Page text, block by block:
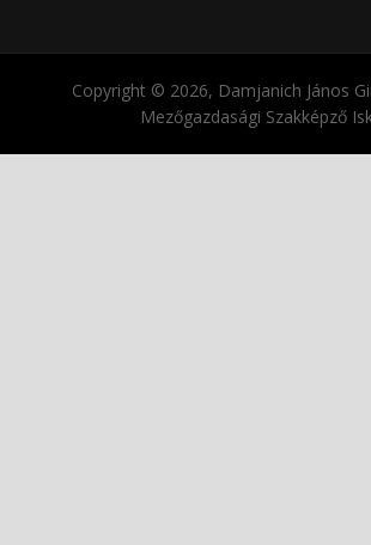
Copyright © 2026, Damjanich János
Mezőgazdasági Szakképző